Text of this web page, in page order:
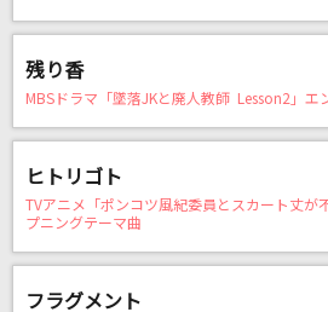
[生音]また明日...
JUJU
もっと見る
カラオケ最新情報をチ
残り香
MBSドラマ「墜落JKと廃人教師 Lesson2」エ
ヒトリゴト
TVアニメ「ポンコツ風紀委員とスカート丈が
プニングテーマ曲
フラグメント